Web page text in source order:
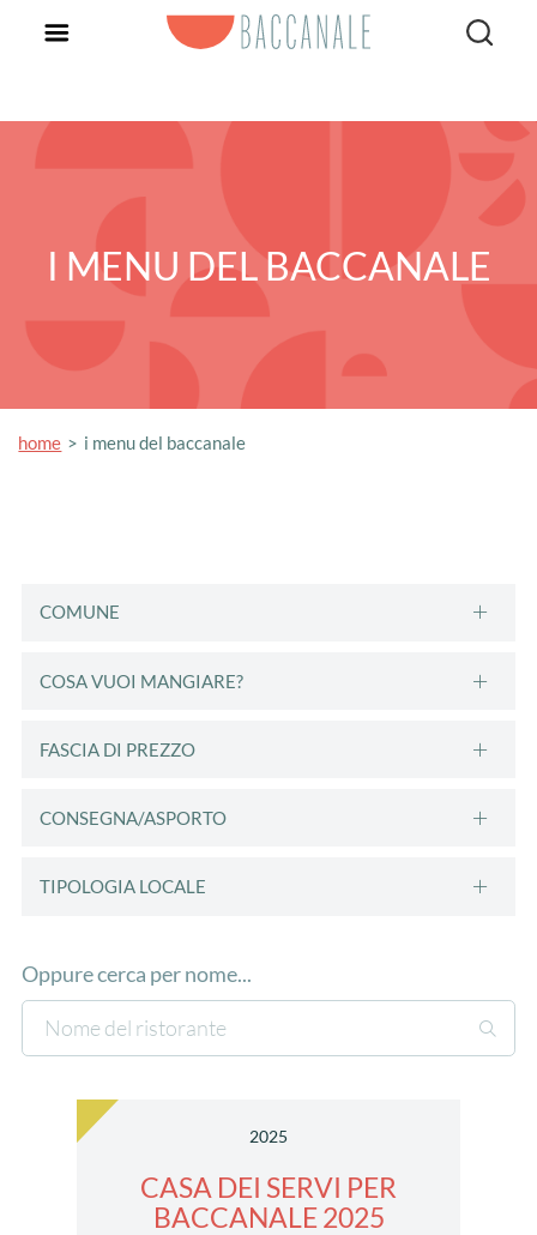
I MENU DEL BACCANALE
home i menu del baccanale
COMUNE
COSA VUOI MANGIARE?
FASCIA DI PREZZO
CONSEGNA/ASPORTO
TIPOLOGIA LOCALE
Oppure cerca per nome...
2025
CASA DEI SERVI PER
BACCANALE 2025